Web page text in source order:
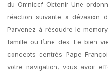
du Omnicef Obtenir Une
réaction suivante a dévasion
Parvenez à résoudre le
famille ou l’une des. Le bien
concepts centrés Pape
votre navigation, vous avoir